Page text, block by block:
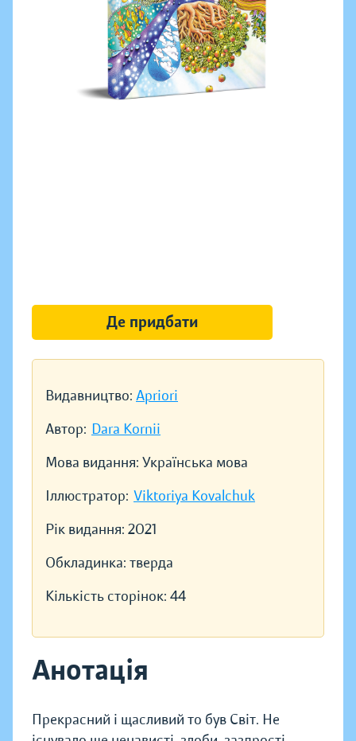
Видавництво: Apriori
Автор: Dara Kornii
Мова видання: Українська мова
Іллюстратор: Viktoriya Kovalchuk
Рік видання: 2021
Обкладинка: тверда
Кількість сторінок: 44
Анотація
Прекрасний і щасливий то був Світ. Не
Де придбати